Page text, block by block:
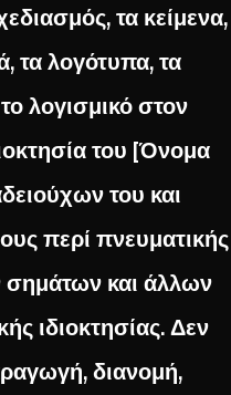
τα κείμενα,
τα λογότυπα, τα
λογισμικό στον
του [Όνομα
του και
περί πνευματικής
σημάτων και άλλων
ιδιοκτησίας. Δεν
διανομή,